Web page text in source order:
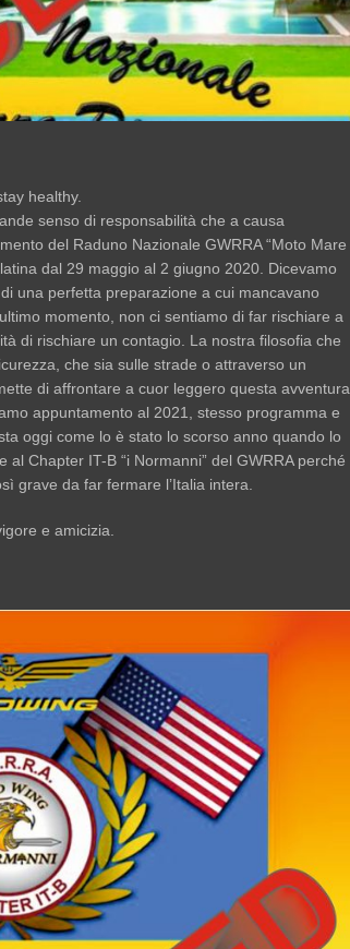
healthy.
senso di responsabilità che a causa
del Raduno Nazionale GWRRA “Moto Mare
dal 29 maggio al 2 giugno 2020. Dicevamo
una perfetta preparazione a cui mancavano
momento, non ci sentiamo di far rischiare a
di rischiare un contagio. La nostra filosofia che
che sia sulle strade o attraverso un
di affrontare a cuor leggero questa avventura
appuntamento al 2021, stesso programma e
oggi come lo è stato lo scorso anno quando lo
Chapter IT-B “i Normanni” del GWRRA perché
grave da far fermare l’Italia intera.
e amicizia.